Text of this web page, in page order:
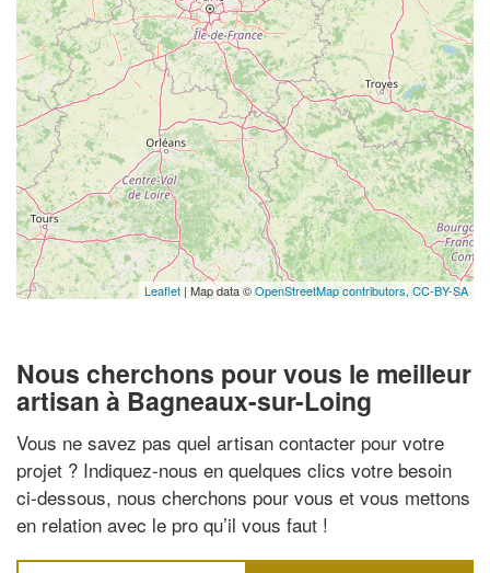
Leaflet | Map data ©OpenStreetMap contributors, CC-BY-SA
Nous cherchons pour vous le meilleur
artisan à Bagneaux-sur-Loing
Vous ne savez pas quel artisan contacter pour votre
projet ? Indiquez-nous en quelques clics votre besoin
ci-dessous, nous cherchons pour vous et vous mettons
en relation avec le pro qu’il vous faut !